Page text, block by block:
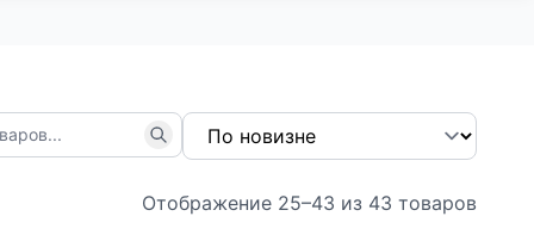
Отображение 25–43 из 43 товаров